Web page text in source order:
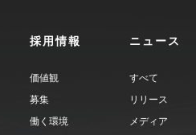
採用情報
価値観
募集
働く環境
ニュース
すべて
リリース
メディア